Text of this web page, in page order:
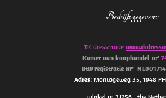
Bedrijfs gegevens:
TK dressmode
Kamer van koophandel nr’
Btw registratie nr’
Adres: Montageweg 35, 1948